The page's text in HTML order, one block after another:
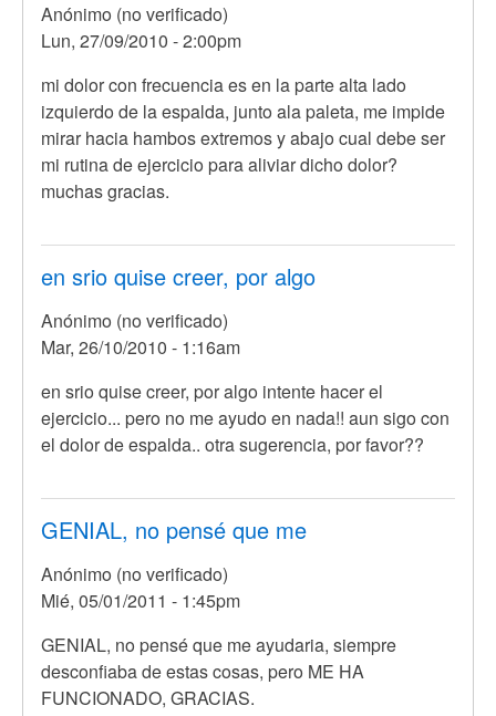
Anónimo (no verificado)
Lun, 27/09/2010 - 2:00pm
mi dolor con frecuencia es en la parte alta lado
izquierdo de la espalda, junto ala paleta, me impide
mirar hacia hambos extremos y abajo cual debe ser
mi rutina de ejercicio para aliviar dicho dolor?
muchas gracias.
en srio quise creer, por algo
Anónimo (no verificado)
Mar, 26/10/2010 - 1:16am
en srio quise creer, por algo intente hacer el
ejercicio... pero no me ayudo en nada!! aun sigo con
el dolor de espalda.. otra sugerencia, por favor??
GENIAL, no pensé que me
Anónimo (no verificado)
Mié, 05/01/2011 - 1:45pm
GENIAL, no pensé que me ayudaria, siempre
desconfiaba de estas cosas, pero ME HA
FUNCIONADO, GRACIAS.